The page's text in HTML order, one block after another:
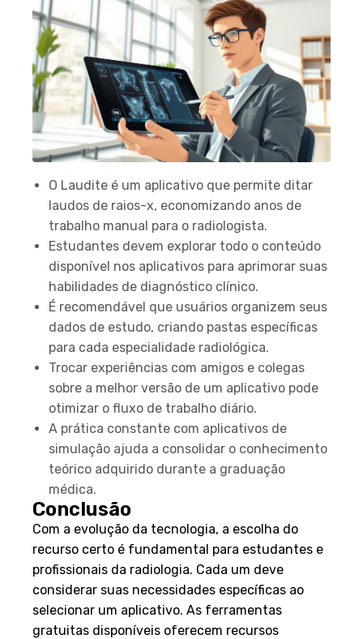
O Laudite é um aplicativo que permite ditar
laudos de raios-x, economizando anos de
trabalho manual para o radiologista.
Estudantes devem explorar todo o conteúdo
disponível nos aplicativos para aprimorar suas
habilidades de diagnóstico clínico.
É recomendável que usuários organizem seus
dados de estudo, criando pastas específicas
para cada especialidade radiológica.
Trocar experiências com amigos e colegas
sobre a melhor versão de um aplicativo pode
otimizar o fluxo de trabalho diário.
A prática constante com aplicativos de
simulação ajuda a consolidar o conhecimento
teórico adquirido durante a graduação
médica.
Conclusão
Com a evolução da tecnologia, a escolha do
recurso certo é fundamental para estudantes e
profissionais da radiologia. Cada um deve
considerar suas necessidades específicas ao
selecionar um aplicativo. As ferramentas
gratuitas disponíveis oferecem recursos